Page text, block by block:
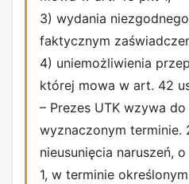
3) wydania
faktycznym
4) uniemożliwienia
której mowa w art. 42
– Prezes UTK wzywa
wyznaczonym terminie.
nieusunięcia naruszeń,
1, w terminie